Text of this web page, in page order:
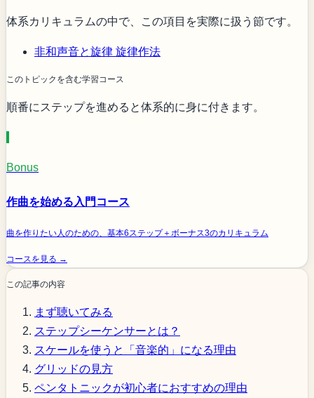
体系カリキュラムの中で、この項目を実際に扱う節です。
非和声音と旋律 旋律作法
このトピックを含む学習コース
順番にステップを進めると体系的に身に付きます。
Bonus
作曲を始める入門コース
曲を作りたい人のための、基本6ステップ＋ボーナス3のカリキュラム
コースを見る →
この記事の内容
まず聴いてみる
ステップシーケンサーとは？
スケールを使うと「音楽的」になる理由
グリッドの見方
ペンタトニックが初心者におすすめの理由